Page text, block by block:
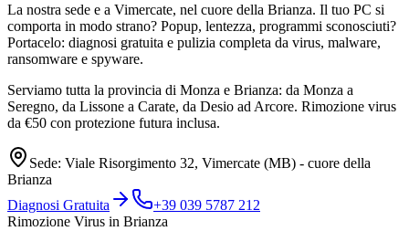
La nostra sede e a Vimercate, nel cuore della Brianza. Il tuo PC si
comporta in modo strano? Popup, lentezza, programmi sconosciuti?
Portacelo: diagnosi gratuita e pulizia completa da virus, malware,
ransomware e spyware.
Serviamo tutta la provincia di Monza e Brianza: da Monza a
Seregno, da Lissone a Carate, da Desio ad Arcore. Rimozione virus
da €50 con protezione futura inclusa.
Sede: Viale Risorgimento 32, Vimercate (MB) - cuore della
Brianza
Diagnosi Gratuita
+39 039 5787 212
Rimozione Virus in Brianza